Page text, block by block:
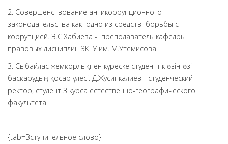
2. Совершенствование антикоррупционного
законодательства как одно из средств борьбы с
коррупцией. Э.С.Хабиева - преподаватель кафедры
правовых дисциплин ЗКГУ им. М.Утемисова
3. Сыбайлас жемқорлықпен күреске студенттік өзін-өзі
басқарудың қосар үлесі. Д.Жусипкалиев - студенческий
ректор, студент 3 курса естественно-географического
факультета
{tab=Вступительное слово}